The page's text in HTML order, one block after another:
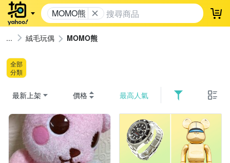
MOMO熊 登
絨毛玩偶 MOMO熊
全部
分類
最新上架 價格 最高人氣